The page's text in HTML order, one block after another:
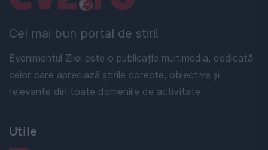
Cel mai bun portal de stiri!
Evenimentul Zilei este o publicație multimedia, dedicată
celor care apreciază știrile corecte, obiective și
relevante din toate domeniile de activitate
Utile